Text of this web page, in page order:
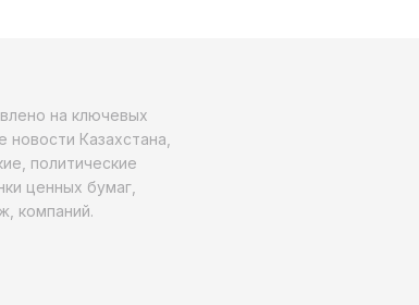
на ключевых
Казахстана,
политические
ценных бумаг,
компаний.